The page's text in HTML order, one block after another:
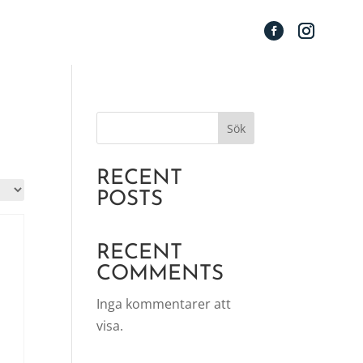
Sök
RECENT
POSTS
RECENT
COMMENTS
Inga kommentarer att
visa.